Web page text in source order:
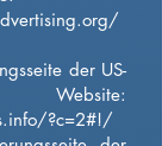
der US-
Website:
?c=2#!/